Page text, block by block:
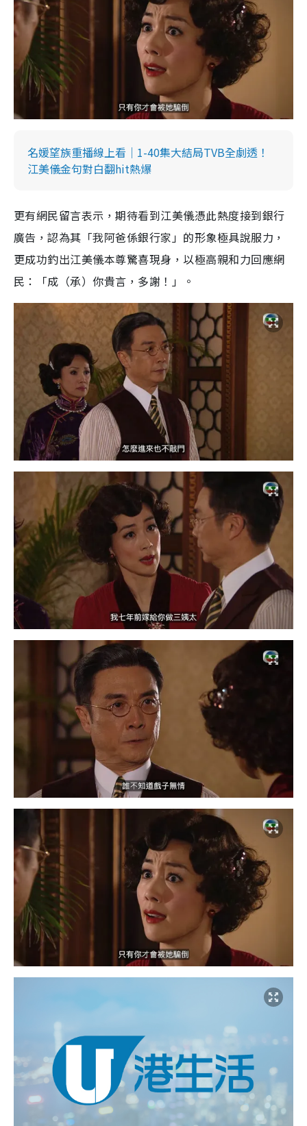
名媛望族重播線上看｜1-40集大結局TVB全劇透！
江美儀金句對白翻hit熱爆
更有網民留言表示，期待看到江美儀憑此熱度接到銀行
廣告，認為其「我阿爸係銀行家」的形象極具說服力，
更成功釣出江美儀本尊驚喜現身，以極高親和力回應網
民：「成（承）你貴言，多謝！」。